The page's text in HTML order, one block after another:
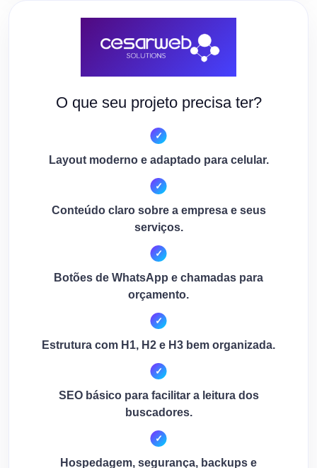
O que seu projeto precisa ter?
Layout moderno e adaptado para celular.
Conteúdo claro sobre a empresa e seus
serviços.
Botões de WhatsApp e chamadas para
orçamento.
Estrutura com H1, H2 e H3 bem organizada.
SEO básico para facilitar a leitura dos
buscadores.
Hospedagem, segurança, backups e